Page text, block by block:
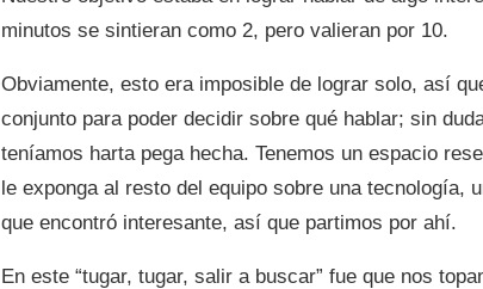
minutos se sintieran como 2, pero valieran por 10.
Obviamente, esto era imposible de lograr solo, así
conjunto para poder decidir sobre qué hablar; sin
teníamos harta pega hecha. Tenemos un espacio
le exponga al resto del equipo sobre una tecnología,
que encontró interesante, así que partimos por ahí.
En este “tugar, tugar, salir a buscar” fue que nos